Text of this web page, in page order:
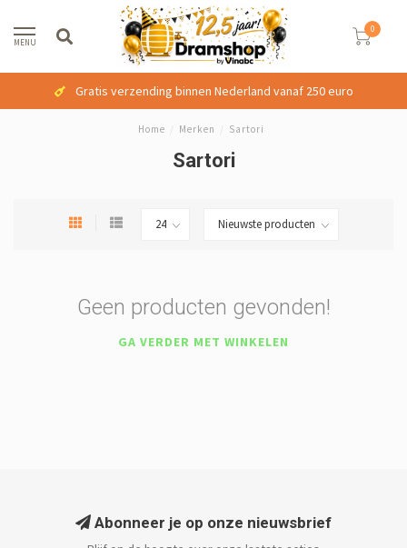
MENU
0
Gratis verzending binnen Nederland vanaf 250 euro
Home Merken Sartori
Sartori
Geen producten gevonden!
GA VERDER MET WINKELEN
Abonneer je op onze nieuwsbrief